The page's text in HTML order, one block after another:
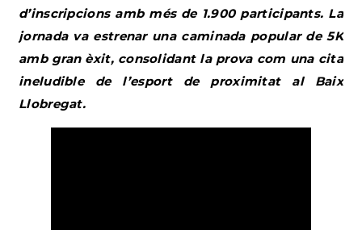
d’inscripcions amb més de 1.900 participants. La
jornada va estrenar una caminada popular de 5K
amb gran èxit, consolidant la prova com una cita
ineludible de l’esport de proximitat al Baix
Llobregat.